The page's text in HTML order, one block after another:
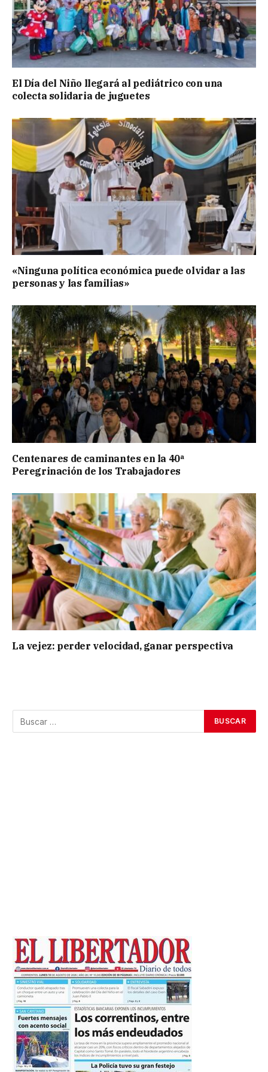
El Día del Niño llegará al pediátrico con una
colecta solidaria de juguetes
«Ninguna política económica puede olvidar a las
personas y las familias»
Centenares de caminantes en la 40ª
Peregrinación de los Trabajadores
La vejez: perder velocidad, ganar perspectiva